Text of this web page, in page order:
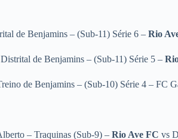
de Benjamins – (Sub-11) Série 6 – Rio
de Benjamins – (Sub-11) Série 5 –
de Benjamins – (Sub-10) Série 4 – FC
– Traquinas (Sub-9) – Rio Ave FC vs